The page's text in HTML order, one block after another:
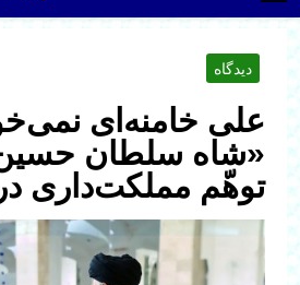
دیدگاه
علی خامنه‌ای
«شاه سلطان
توهّم مملکت‌داری در ۸۵ سالگی